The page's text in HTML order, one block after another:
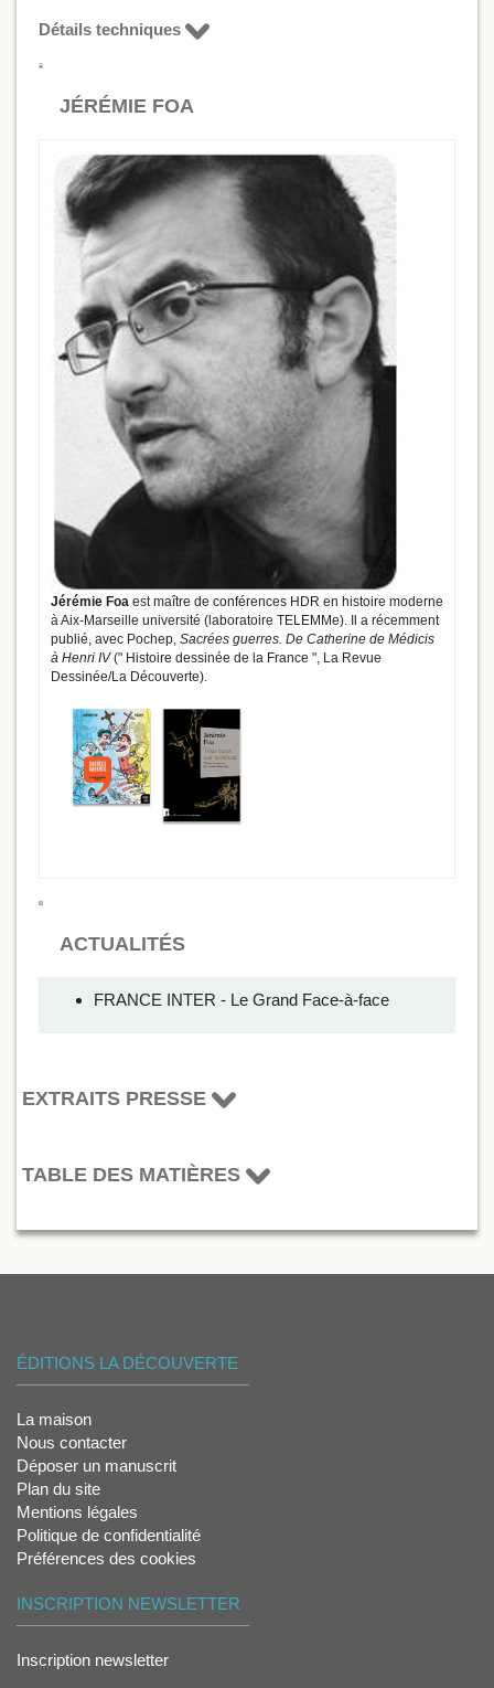
Détails techniques
JÉRÉMIE FOA
Jérémie Foa est maître de conférences HDR en histoire moderne
à Aix-Marseille université (laboratoire TELEMMe). Il a récemment
publié, avec Pochep, Sacrées guerres. De Catherine de Médicis
à Henri IV(" Histoire dessinée de la France ", La Revue
Dessinée/La Découverte).
ACTUALITÉS
FRANCE INTER - Le Grand Face-à-face
EXTRAITS PRESSE
TABLE DES MATIÈRES
ÉDITIONS LA DÉCOUVERTE
La maison
Nous contacter
Déposer un manuscrit
Plan du site
Mentions légales
Politique de confidentialité
Préférences des cookies
INSCRIPTION NEWSLETTER
Inscription newsletter